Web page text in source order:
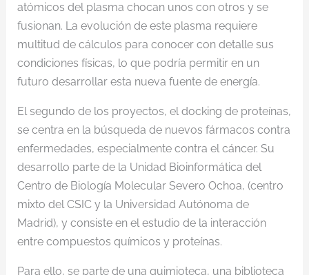
atómicos del plasma chocan unos con otros y se
fusionan. La evolución de este plasma requiere
multitud de cálculos para conocer con detalle sus
condiciones físicas, lo que podría permitir en un
futuro desarrollar esta nueva fuente de energía.
El segundo de los proyectos, el docking de proteínas,
se centra en la búsqueda de nuevos fármacos contra
enfermedades, especialmente contra el cáncer. Su
desarrollo parte de la Unidad Bioinformática del
Centro de Biología Molecular Severo Ochoa, (centro
mixto del CSIC y la Universidad Autónoma de
Madrid), y consiste en el estudio de la interacción
entre compuestos químicos y proteínas.
Para ello, se parte de una quimioteca, una biblioteca